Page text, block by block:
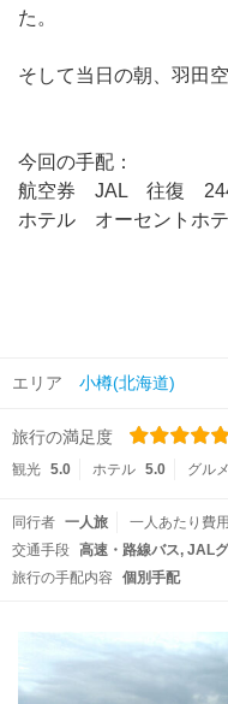
た。
そして当日の朝、羽田
今回の手配：
航空券 JAL 往復
ホテル オーセントホ
２泊で計
エリア 小樽(北海道)
旅行の満足度
観光 5.0 ホテル 5.0 グルメ
同行者 一人旅 一人あたり費用
交通手段 高速・路線バス JAL
旅行の手配内容
個別手配